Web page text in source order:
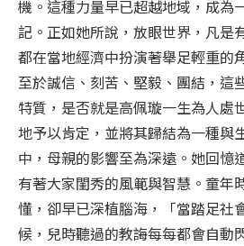
機。這種力量早已超越地域，成為
記。正如她所說，放眼世界，凡是
都在當地經濟中扮演著舉足輕重的
至於誠信、刻苦、堅毅、團結，這
特質，是否就是高佩璇一生為人處
地予以肯定，並將其歸結為一種與
中，母親的影響至為深遠。她回憶
有著大家閨秀的風範與智慧。童年
懂，卻早已深植腦海，「當踏足社
候，兒時聽過的教誨每每都會自動